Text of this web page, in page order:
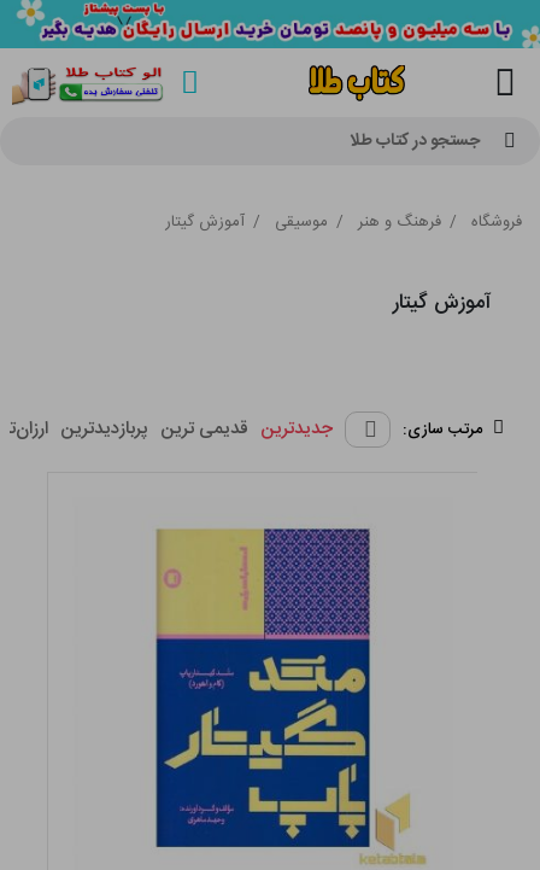
جستجو در کتاب طلا
فروشگاه / فرهنگ و هنر / موسیقی / آموزش گیتار
آموزش گیتار
مرتب سازی: جدیدترین قدیمی ترین پربازدیدترین